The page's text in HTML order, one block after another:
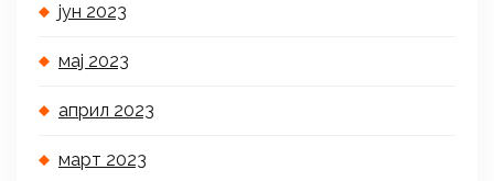
јун 2023
мај 2023
април 2023
март 2023